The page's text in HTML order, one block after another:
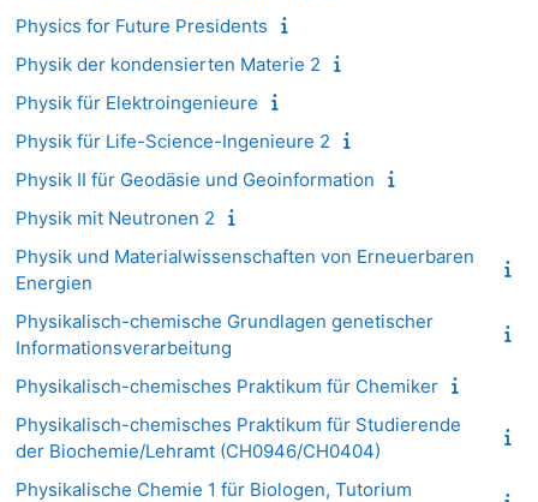
Physics for Future Presidents
Physik der kondensierten Materie 2
Physik für Elektroingenieure
Physik für Life-Science-Ingenieure 2
Physik II für Geodäsie und Geoinformation
Physik mit Neutronen 2
Physik und Materialwissenschaften von Erneuerbaren
Energien
Physikalisch-chemische Grundlagen genetischer
Informationsverarbeitung
Physikalisch-chemisches Praktikum für Chemiker
Physikalisch-chemisches Praktikum für Studierende
der Biochemie/Lehramt (CH0946/CH0404)
Physikalische Chemie 1 für Biologen, Tutorium